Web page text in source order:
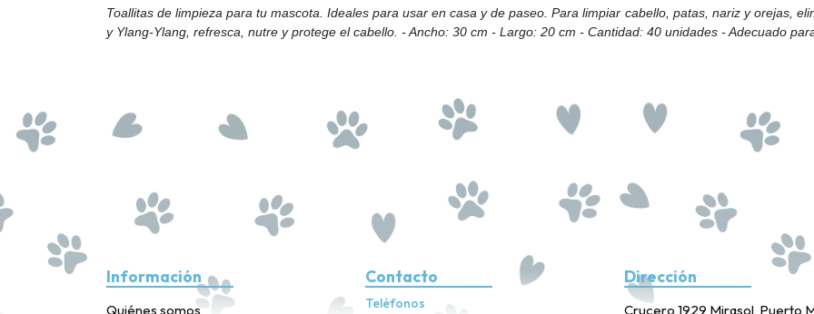
Toallitas de limpieza para tu mascota. Ideales para usar en casa y de paseo. Para limpiar cabello, patas, nariz y orejas,
y Ylang-Ylang, refresca, nutre y protege el cabello. - Ancho: 30 cm - Largo: 20 cm - Cantidad: 40 unidades - Adecuado
Información
Quiénes somos
Contacto
Teléfonos
Dirección
Crucero 1929 Mirasol, Puerto